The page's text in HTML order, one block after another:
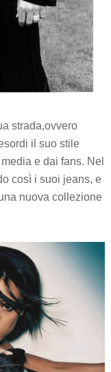
strada,ovvero
il suo stile
e dai fans. Nel
così i suoi jeans, e
nuova collezione